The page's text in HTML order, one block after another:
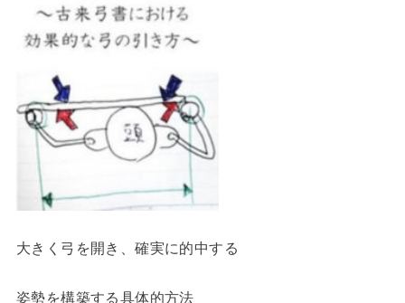
大きく弓を開き、確実に的中する
姿勢を構築する具体的方法